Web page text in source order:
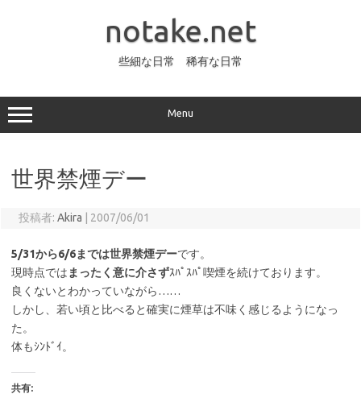
ッ
プ
notake.net
些細な日常 稀有な日常
Menu
世界禁煙デー
投稿者: Akira 2007/06/01
5/31から6/6までは世界禁煙デーです。
現時点では まったく意に介さずｽﾊﾟｽﾊﾟ喫煙を続けております。
良くないとわかっていながら……
しかし、若い頃と比べると確実に煙草は不味く感じるようになっ
た。
体もｼﾝﾄﾞｲ。
共有: